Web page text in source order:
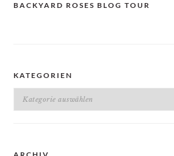
BACKYARD ROSES BLOG TOUR
KATEGORIEN
Kategorien